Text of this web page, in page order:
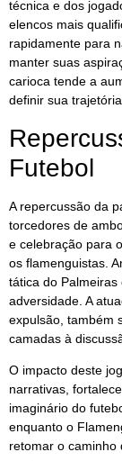
técnica e dos
elencos mais
rapidamente para
manter suas
carioca tende a
definir sua
Futebol
A repercussão da
torcedores de
e celebração para
os flamenguistas.
tática do
adversidade. A
expulsão, também
camadas à
O impacto deste
narrativas,
imaginário do
enquanto o
retomar o caminho